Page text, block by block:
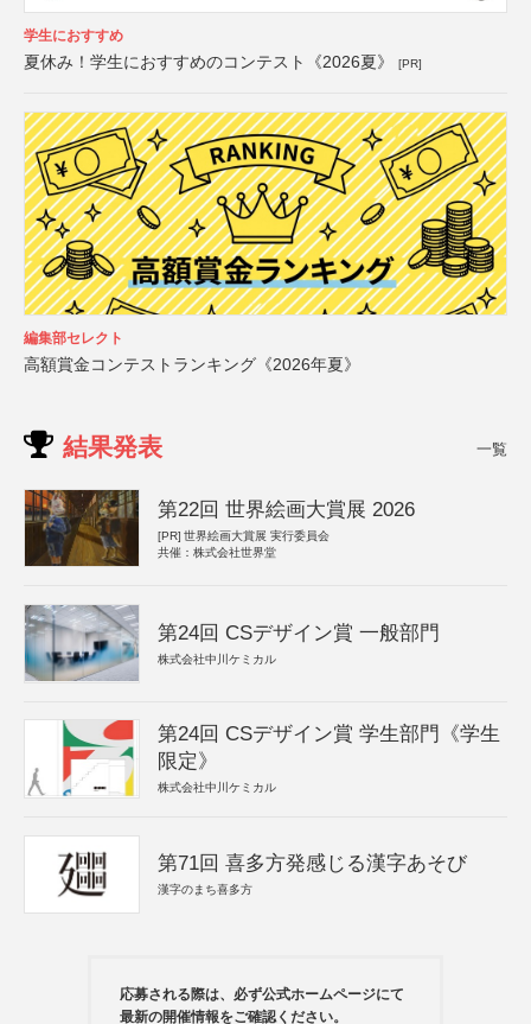
学生におすすめ
夏休み！学生におすすめのコンテスト《2026夏》 [PR]
編集部セレクト
高額賞金コンテストランキング《2026年夏》
結果発表 一覧
第22回 世界絵画大賞展 2026
[PR] 世界絵画大賞展 実行委員会
共催：株式会社世界堂
第24回 CSデザイン賞 一般部門
株式会社中川ケミカル
第24回 CSデザイン賞 学生部門《学生
限定》
株式会社中川ケミカル
第71回 喜多方発感じる漢字あそび
漢字のまち喜多方
応募される際は、必ず公式ホームページにて
最新の開催情報をご確認ください。